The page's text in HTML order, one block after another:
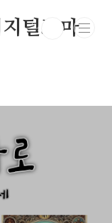
털노마